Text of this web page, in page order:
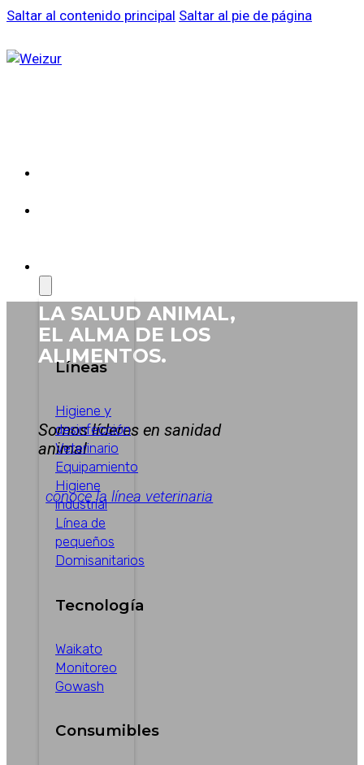
Saltar al contenido principal Saltar al pie de página
Líneas
Higiene y
desinfección
Veterinario
Equipamiento
Higiene
industrial
Línea de
pequeños
Domisanitarios
Tecnología
Waikato
Monitoreo
Gowash
Consumibles
LA SALUD ANIMAL,
EL ALMA DE LOS
ALIMENTOS.
Somos líderes en sanidad
animal
conoce la línea veterinaria